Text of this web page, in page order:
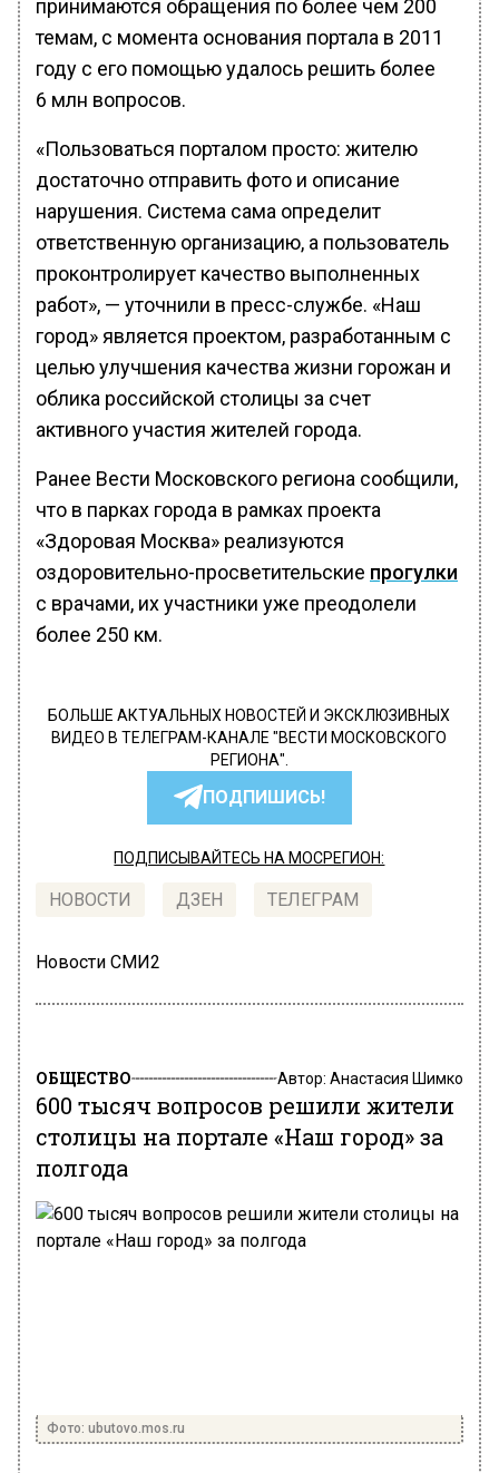
принимаются обращения по более чем 200
темам, с момента основания портала в 2011
году с его помощью удалось решить более
6 млн вопросов.
«Пользоваться порталом просто: жителю
достаточно отправить фото и описание
нарушения. Система сама определит
ответственную организацию, а пользователь
проконтролирует качество выполненных
работ», — уточнили в пресс-службе. «Наш
город» является проектом, разработанным с
целью улучшения качества жизни горожан и
облика российской столицы за счет
активного участия жителей города.
Ранее Вести Московского региона сообщили,
что в парках города в рамках проекта
«Здоровая Москва» реализуются
оздоровительно-просветительские прогулки
с врачами, их участники уже преодолели
более 250 км.
БОЛЬШЕ АКТУАЛЬНЫХ НОВОСТЕЙ И ЭКСКЛЮЗИВНЫХ
ВИДЕО В ТЕЛЕГРАМ-КАНАЛЕ "ВЕСТИ МОСКОВСКОГО
РЕГИОНА".
ПОДПИШИСЬ!
ПОДПИСЫВАЙТЕСЬ НА МОСРЕГИОН:
НОВОСТИ ДЗЕН ТЕЛЕГРАМ
Новости СМИ2
ОБЩЕСТВО Автор: Анастасия Шимко
600 тысяч вопросов решили жители
столицы на портале «Наш город» за
полгода
Фото: ubutovo.mos.ru